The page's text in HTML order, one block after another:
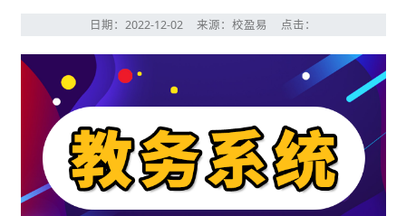
日期：2022-12-02 来源：校盈易 点击：